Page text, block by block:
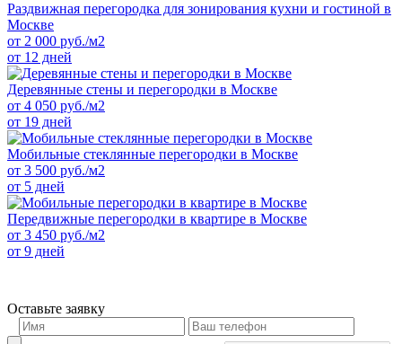
Раздвижная перегородка для зонирования кухни и гостиной в
Москве
от 2 000 руб./м2
от 12 дней
Деревянные стены и перегородки в Москве
от 4 050 руб./м2
от 19 дней
Мобильные стеклянные перегородки в Москве
от 3 500 руб./м2
от 5 дней
Передвижные перегородки в квартире в Москве
от 3 450 руб./м2
от 9 дней
Оставьте заявку